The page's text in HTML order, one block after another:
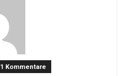
1 Kommentare